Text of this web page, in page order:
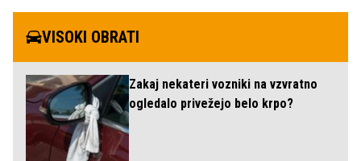
VISOKI OBRATI
Zakaj nekateri vozniki na vzvratno
ogledalo privežejo belo krpo?